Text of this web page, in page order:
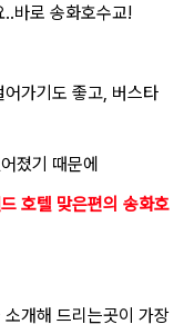
바로 송화호수교!
가기도 좋고, 버스타
졌기 때문에
호텔 맞은편의 송화호
개해 드리는곳이 가장